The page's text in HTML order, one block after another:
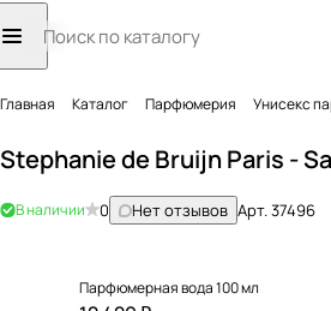
Главная Каталог Парфюмерия Унисекс
Stephanie de Bruijn Paris -
В наличии 0 Нет отзывов Арт.37496
Парфюмерная вода 100 мл